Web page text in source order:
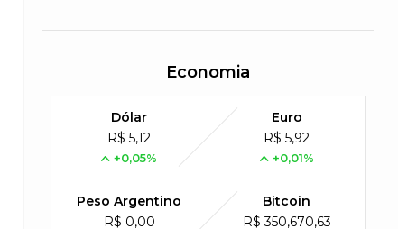
Economia
Dólar
R$ 5,12
+0,05%
Euro
R$ 5,92
+0,01%
Peso Argentino
R$ 0,00
Bitcoin
R$ 350,670,63